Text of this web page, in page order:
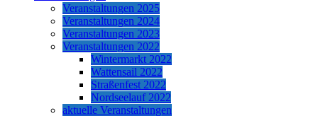
Veranstaltungen 2025
Veranstaltungen 2024
Veranstaltungen 2023
Veranstaltungen 2022
Wintermarkt 2022
Wattensail 2022
Straßenfest 2022
Nordseelauf 2022
aktuelle Veranstaltungen